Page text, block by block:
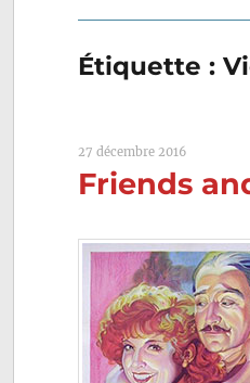
Étiquette :
27 décembre 2016
Friends